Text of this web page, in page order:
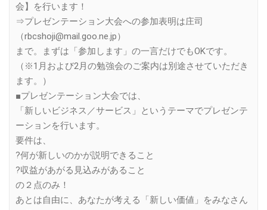
会】を行います！
⇒プレゼンテーション大会への参加表明は庄司
（rbcshoji@mail.goo.ne.jp）
まで。まずは「参加します」の一言だけでもOKです。
（※1月および2月の勉強会のご案内は別途させていただき
ます。）
■プレゼンテーション大会では、
「新しいビジネス／サービス」というテーマでプレゼンテ
ーションを行います。
要件は、
?何が新しいのかが説明できること
?収益があがる見込みがあること
の２点のみ！
あとは自由に、あなたが考える「新しい価値」をみなさん